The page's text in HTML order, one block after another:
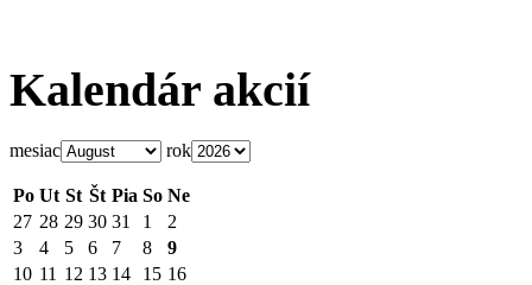
Kalendár akcií
mesiac rok
Po Ut St Št Pia So Ne
27 28 29 30 31 1
2
3
4 5 6 7 8
9
10 11 12 13 14 15 16